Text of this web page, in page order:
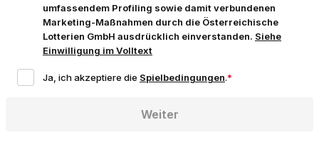
umfassendem Profiling sowie damit verbundenen
Marketing-Maßnahmen durch die Österreichische
Lotterien GmbH ausdrücklich einverstanden. Siehe
Einwilligung im Volltext
Weiter